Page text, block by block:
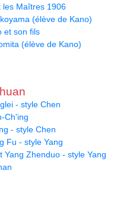
les Maîtres 1906
(élève de Kano)
et son fils
(élève de Kano)
- style Chen
Ch'ing
- style Chen
Fu - style Yang
Yang Zhenduo - style Yang